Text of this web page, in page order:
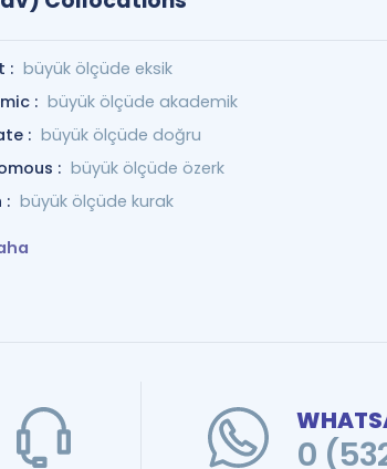
: büyük ölçüde eksik
: büyük ölçüde akademik
: büyük ölçüde doğru
: büyük ölçüde özerk
: büyük ölçüde kurak
0